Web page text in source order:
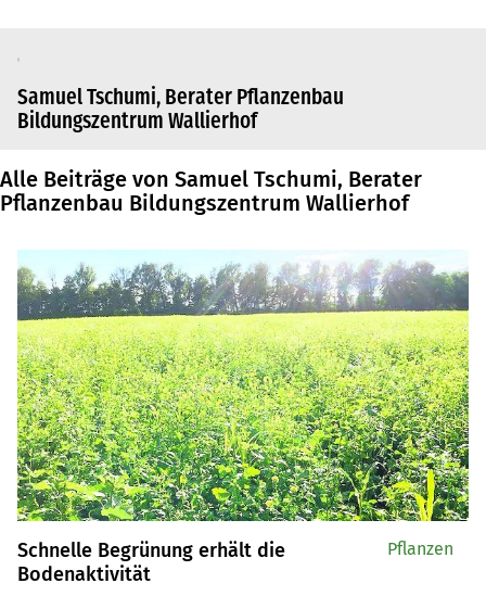
Samuel Tschumi, Berater Pflanzenbau
Bildungszentrum Wallierhof
Alle Beiträge von Samuel Tschumi, Berater
Pflanzenbau Bildungszentrum Wallierhof
Schnelle Begrünung erhält die
Bodenaktivität
Pflanzen